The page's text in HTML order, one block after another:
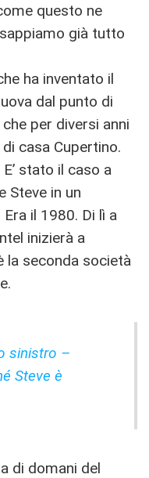
questo ne
già tutto
ha inventato il
dal punto di
per diversi anni
casa Cupertino.
stato il caso a
Steve in un
il 1980. Di lì a
inizierà a
la seconda società
sinistro –
Steve è
di domani del